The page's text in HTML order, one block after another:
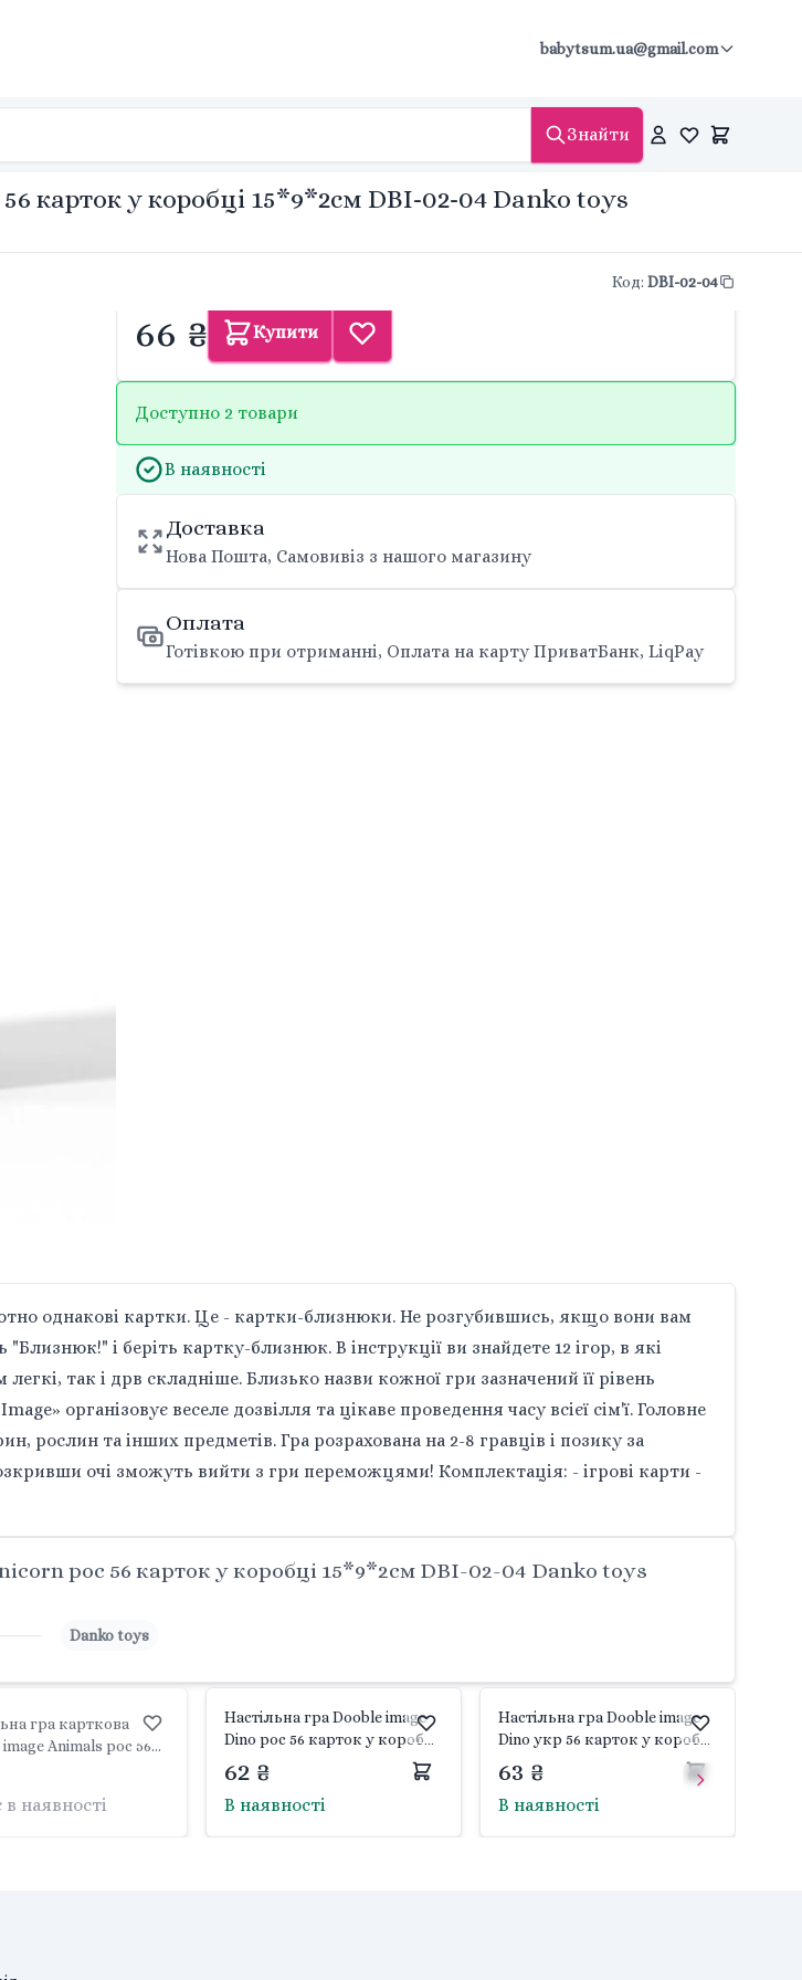
babytsum.ua@gmail.com
Знайти
карток у коробці 15*9*2см DBI-02-04 Danko toys
Код: DBI-02-04
66 ₴ Купити
Доступно 2 товари
В наявності
Доставка
Нова Пошта, Самовивіз з нашого магазину
Оплата
Готівкою при отриманні, Оплата на карту ПриватБанк, LiqPay
однакові картки. Це - картки-близнюки. Не розгубившись, якщо вони вам
і беріть картку-близнюк. В інструкції ви знайдете 12 ігор, в які
так і дрв складніше. Близько назви кожної гри зазначений її рівень
організовує веселе дозвілля та цікаве проведення часу всієї сім'ї. Головне
рослин та інших предметів. Гра розрахована на 2-8 гравців і позику за
очі зможуть вийти з гри переможцями! Комплектація: - ігрові карти -
рос 56 карток у коробці 15*9*2см DBI-02-04 Danko toys
Danko toys
гра карткова
Animals рос 56
у коробці 15*9*2см
03 Danko toys
наявності
Настільна гра Dooble image
Dino рос 56 карток у коробці
15*9*2см DBI-02-05 Danko
toys
62 ₴
В наявності
Настільна гра Dooble image
Dino укр 56 карток у коробці
15*9*2см DBI-02-05U Danko
toys
63 ₴
В наявності